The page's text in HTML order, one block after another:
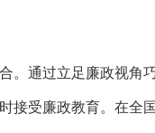
。通过立足廉政视角
接受廉政教育。在全